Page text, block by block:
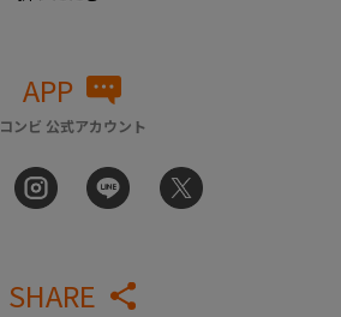
APP
コンビ 公式アカウント
SHARE